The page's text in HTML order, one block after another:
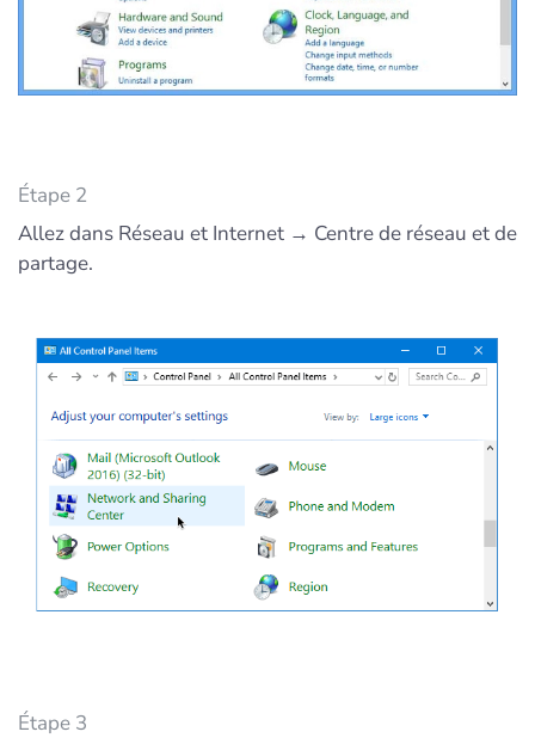
Étape 2
Allez dans Réseau et Internet → Centre de réseau et de
partage.
Étape 3